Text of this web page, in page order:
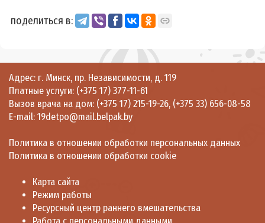
поделиться в:
Адрес: г. Минск, пр. Независимости, д. 119
Платные услуги: (+375 17) 377-11-61
Вызов врача на дом: (+375 17) 215-19-26, (+375 33) 656-08-58
E-mail: 19detpo@mail.belpak.by
Политика в отношении обработки персональных данных
Политика в отношении обработки cookie
Карта сайта
Режим работы
Ресурсный центр раннего вмешательства